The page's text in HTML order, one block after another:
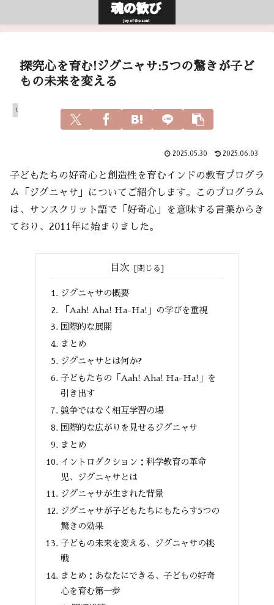
探究心を育む!ジグニャサ:5つの驚きが子ど
もの未来を変える
Uncategorized
2025.05.30 2025.06.03
子どもたちの好奇心と創造性を育むインドの教育プログラ
ム「ジグニャサ」についてご紹介します。このプログラム
は、サンスクリット語で「好奇心」を意味する言葉からき
ており、2011年に始まりました。
目次
ジグニャサの概要
「Aah! Aha! Ha-Ha!」の学びを重視
国際的な展開
まとめ
ジグニャサとは何か?
子どもたちの「Aah! Aha! Ha-Ha!」を
引き出す
競争ではなく相互学習の場
国際的な広がりを見せるジグニャサ
まとめ
イントロダクション：科学教育の革命
児、ジグニャサとは
ジグニャサが生まれた背景
ジグニャサが子どもたちにもたらす5つの
驚きの効果
子どもの未来を変える、ジグニャサの挑
戦
まとめ：あなたにできる、子どもの好奇
心を育む第一歩